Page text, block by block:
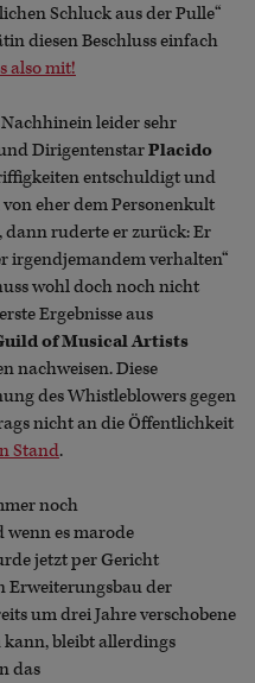
Schluck aus der Pulle“
diesen Beschluss einfach
also mit!
leider sehr
DirigentenstarPlacido
entschuldigt und
eher dem Personenkult
ruderte er zurück: Er
irgendjemandem verhalten“
wohl doch noch nicht
Ergebnisse aus
of Musical Artists
nachweisen. Diese
des Whistleblowers gegen
nicht an die Öffentlichkeit
Stand.
noch
es marode
jetzt per Gericht
Erweiterungsbau der
um drei Jahre verschobene
bleibt allerdings
das